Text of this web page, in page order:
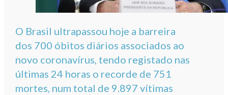
O Brasil ultrapassou hoje a barreira
dos 700 óbitos diários associados ao
novo coronavírus, tendo registado nas
últimas 24 horas o recorde de 751
mortes, num total de 9.897 vítimas